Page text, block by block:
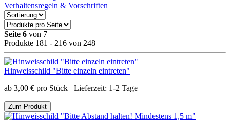
Verhaltensregeln & Vorschriften
Seite 6 von 7
Produkte 181 - 216 von 248
Hinweisschild "Bitte einzeln eintreten"
ab 3,00 € pro Stück Lieferzeit: 1-2 Tage
Zum Produkt